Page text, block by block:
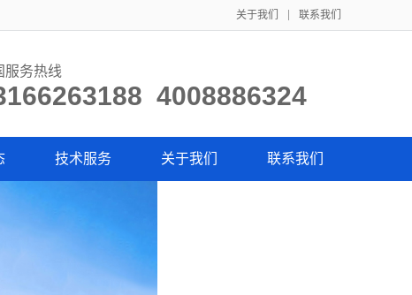
关于我们 联系我们
服务热线
4008886324
技术服务 关于我们 联系我们